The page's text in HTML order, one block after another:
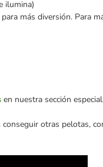
ilumina)
más diversión. Para
en nuestra sección
otras pelotas,